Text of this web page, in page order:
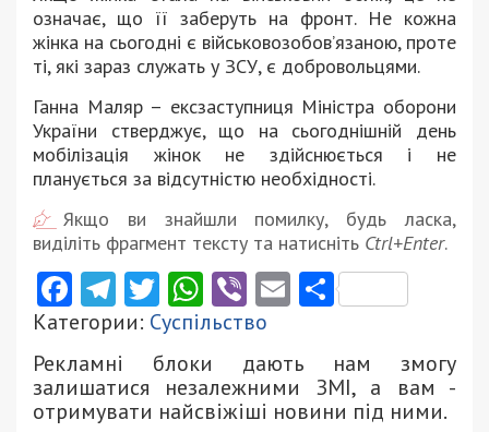
означає, що її заберуть на фронт. Не кожна
жінка на сьогодні є військовозобов’язаною, проте
ті, які зараз служать у ЗСУ, є добровольцями.
Ганна Маляр – ексзаступниця Міністра оборони
України стверджує, що на сьогоднішній день
мобілізація жінок не здійснюється і не
планується за відсутністю необхідності.
Якщо ви знайшли помилку, будь ласка,
виділіть фрагмент тексту та натисніть Ctrl+Enter.
Facebook
Telegram
Twitter
WhatsApp
ViberEmail
Категории: Суспільство
Рекламні блоки дають нам змогу
залишатися незалежними ЗМІ, а вам -
отримувати найсвіжіші новини під ними.